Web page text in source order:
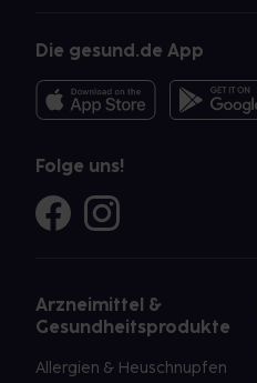
Die gesund.de App
Folge uns!
Arzneimittel &
Gesundheitsprodukte
Allergien & Heuschnupfen